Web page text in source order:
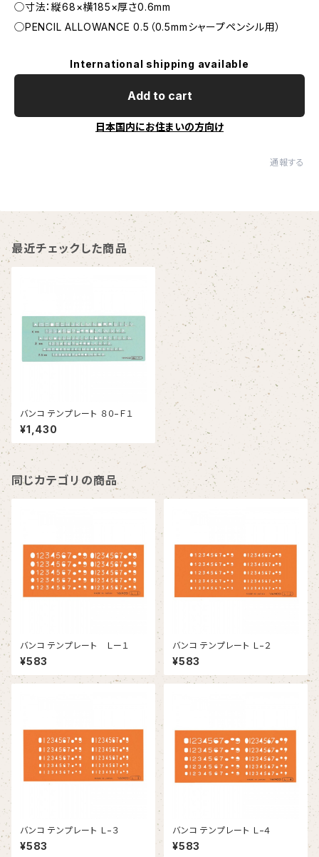
◯寸法：縦68×横185×厚さ0.6mm
◯PENCIL ALLOWANCE 0.5（0.5mmシャープペンシル用）
International shipping available
Add to cart
日本国内にお住まいの方向け
通報する
最近チェックした商品
バンコ テンプレート ８０−Ｆ１
¥1,430
同じカテゴリの商品
バンコ テンプレート Ｌー１
¥583
バンコ テンプレート Ｌ−２
¥583
バンコ テンプレート Ｌ−３
¥583
バンコ テンプレート Ｌ−４
¥583